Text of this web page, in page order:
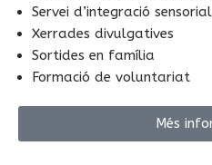
Servei d’integració sensorial
Xerrades divulgatives
Sortides en família
Formació de voluntariat
Més